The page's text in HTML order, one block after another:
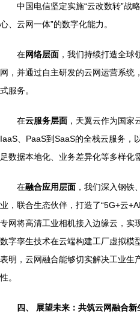
中国电信坚定实施“云改数转”战
心、云网一体”的数字化能力。
在网络层面 ，我们持续打造全球
网，并通过自主研发的云网运营系统
式服务。
在云服务层面 ，天翼云作为国家
IaaS、PaaS到SaaS的全栈云服务，
足数据本地化、业务差异化等多样化
在融合应用层面 ，我们深入钢铁
业，联合生态伙伴，打造了“5G+云
专网将高清工业相机接入边缘云，实
数字孪生技术在云端构建工厂虚拟模
表明，云网融合能够切实解决工业生
性。
四、 展望未来：共筑云网融合新